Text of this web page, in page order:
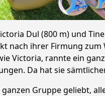
Dul (800 m) und
nach ihrer Firmung
Victoria, rannte ein
Da hat sie
ganzen Gruppe geliebt,